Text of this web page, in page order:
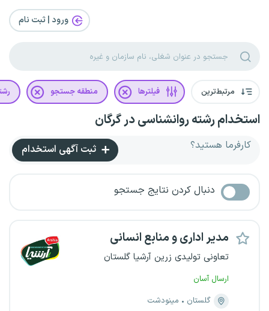
ورود | ثبت‌ نام
مرتبط‌ترین فیلترها منطقه جستجو
استخدام رشته روانشناسی در گرگان
کارفرما هستید؟ ثبت آگهی استخدام
دنبال کردن نتایج جستجو
مدیر اداری و منابع انسانی
تعاونی تولیدی زرین آرشیا گلستان
ارسال آسان
گلستان
مینودشت